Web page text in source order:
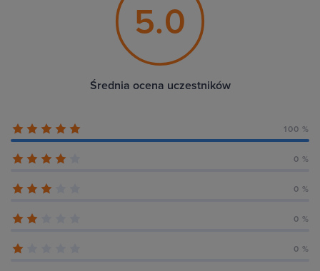
5.0
Średnia ocena uczestników
100 %
0 %
0 %
0 %
0 %